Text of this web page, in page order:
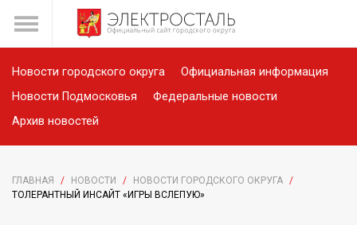
Новости городского округа
Официальная информация
Новости Подмосковья
Федеральные новости
Архив новостей
ГЛАВНАЯ / НОВОСТИ / НОВОСТИ ГОРОДСКОГО ОКРУГА /
ТОЛЕРАНТНЫЙ ИНСАЙТ «ИГРЫ ВСЛЕПУЮ»